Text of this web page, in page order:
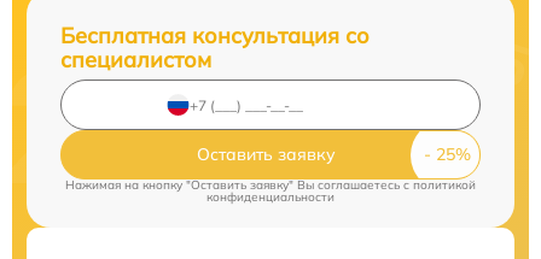
Бесплатная консультация со
специалистом
Оставить заявку
Нажимая на кнопку "Оставить заявку" Вы соглашаетесь cполитикой
конфиденциальности